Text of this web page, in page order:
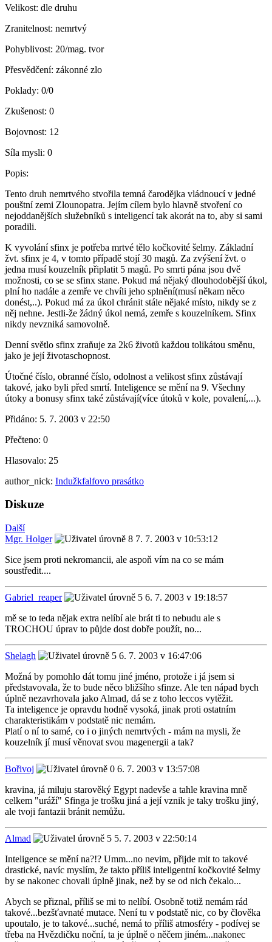
Velikost: dle druhu
Zranitelnost: nemrtvý
Pohyblivost: 20/mag. tvor
Přesvědčení: zákonné zlo
Poklady: 0/0
Zkušenost: 0
Bojovnost: 12
Síla mysli: 0
Popis:
Tento druh nemrtvého stvořila temná čarodějka vládnoucí v jedné
pouštní zemi Zlounopatra. Jejím cílem bylo hlavně stvoření co
nejoddanějších služebníků s inteligencí tak akorát na to, aby si sami
poradili.
K vyvolání sfinx je potřeba mrtvé tělo kočkovité šelmy. Základní
žvt. sfinx je 4, v tomto případě stojí 30 magů. Za zvýšení žvt. o
jedna musí kouzelník připlatit 5 magů. Po smrti pána jsou dvě
možnosti, co se se sfinx stane. Pokud má nějaký dlouhodobější úkol,
plní ho nadále a zemře ve chvíli jeho splnění(musí někam něco
donést,..). Pokud má za úkol chránit stále nějaké místo, nikdy se z
něj nehne. Jestli-že žádný úkol nemá, zemře s kouzelníkem. Sfinx
nikdy nevzniká samovolně.
Denní světlo sfinx zraňuje za 2k6 životů každou tolikátou směnu,
jako je její životaschopnost.
Útočné číslo, obranné číslo, odolnost a velikost sfinx zůstávají
takové, jako byli před smrtí. Inteligence se mění na 9. Všechny
útoky a bonusy sfinx také zůstávají(více útoků v kole, povalení,...).
Přidáno: 5. 7. 2003 v 22:50
Přečteno: 0
Hlasovalo: 25
author_nick: Indužkfalfovo prasátko
Diskuze
Další
Mgr. Holger
7. 7. 2003 v 10:53:12
Sice jsem proti nekromancii, ale aspoň vím na co se mám
soustředit....
Gabriel_reaper
6. 7. 2003 v 19:18:57
mě se to teda nějak extra nelíbí ale brát ti to nebudu ale s
TROCHOU úprav to půjde dost dobře použít, no...
Shelagh
6. 7. 2003 v 16:47:06
Možná by pomohlo dát tomu jiné jméno, protože i já jsem si
představovala, že to bude něco bližšího sfinze. Ale ten nápad bych
úplně nezavrhovala jako Almad, dá se z toho leccos vytěžit.
Ta inteligence je opravdu hodně vysoká, jinak proti ostatním
charakteristikám v podstatě nic nemám.
Platí o ní to samé, co i o jiných nemrtvých - mám na mysli, že
kouzelník jí musí věnovat svou magenergii a tak?
Bořivoj
6. 7. 2003 v 13:57:08
kravina, já miluju starověký Egypt nadevše a tahle kravina mně
celkem "uráží" Sfinga je trošku jiná a její vznik je taky trošku jiný,
ale tvoji fantazii bránit nemůžu.
Almad
5. 7. 2003 v 22:50:14
Inteligence se mění na?!? Umm...no nevim, přijde mit to takové
drastické, navíc myslím, že takto příliš inteligentní kočkovité šelmy
by se nakonec chovali úplně jinak, než by se od nich čekalo...
Abych se přiznal, příliš se mi to nelíbí. Osobně totiž nemám rád
takové...bezšťavnaté mutace. Není tu v podstatě nic, co by člověka
upoutalo, je to takové...suché, nemá to příliš atmosféry - podívej se
třeba na Hvězdičku noční, ta je úplně o něčem jiném...nakonec